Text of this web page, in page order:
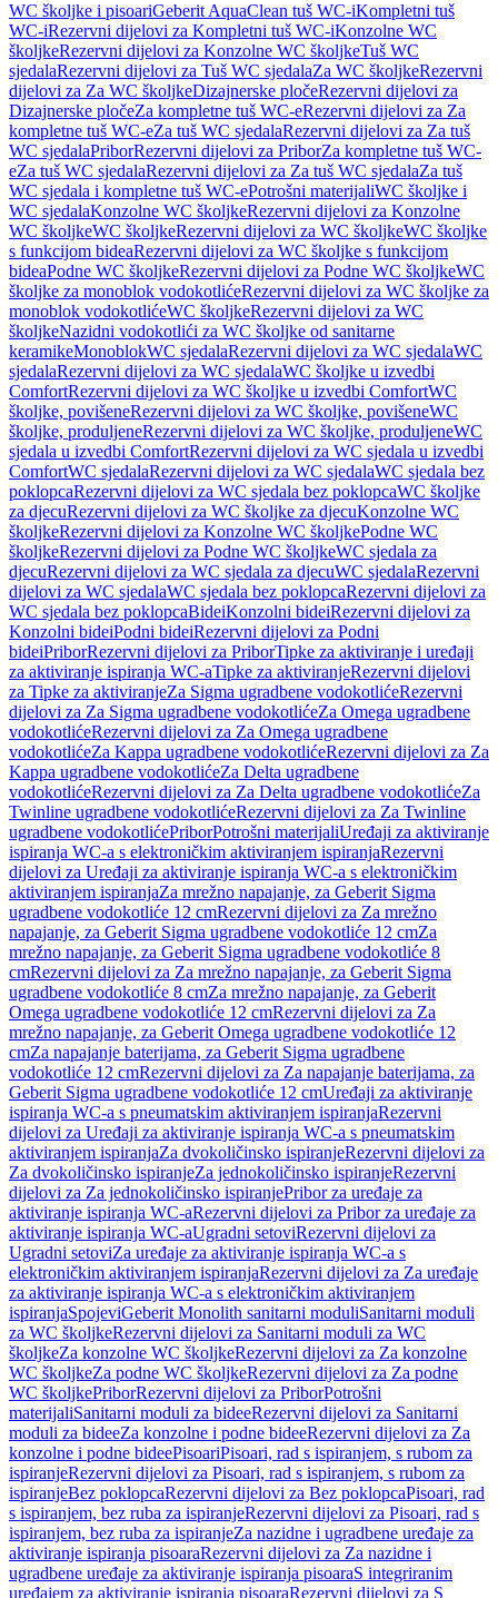
WC školjke i pisoariGeberit AquaClean tuš WC-iKompletni tuš
WC-iRezervni dijelovi za Kompletni tuš WC-iKonzolne WC
školjkeRezervni dijelovi za Konzolne WC školjkeTuš WC
sjedalaRezervni dijelovi za Tuš WC sjedalaZa WC školjkeRezervni
dijelovi za Za WC školjkeDizajnerske pločeRezervni dijelovi za
Dizajnerske pločeZa kompletne tuš WC-eRezervni dijelovi za Za
kompletne tuš WC-eZa tuš WC sjedalaRezervni dijelovi za Za tuš
WC sjedalaPriborRezervni dijelovi za PriborZa kompletne tuš WC-
eZa tuš WC sjedalaRezervni dijelovi za Za tuš WC sjedalaZa tuš
WC sjedala i kompletne tuš WC-ePotrošni materijaliWC školjke i
WC sjedalaKonzolne WC školjkeRezervni dijelovi za Konzolne
WC školjkeWC školjkeRezervni dijelovi za WC školjkeWC školjke
s funkcijom bideaRezervni dijelovi za WC školjke s funkcijom
bideaPodne WC školjkeRezervni dijelovi za Podne WC školjkeWC
školjke za monoblok vodokotlićeRezervni dijelovi za WC školjke za
monoblok vodokotlićeWC školjkeRezervni dijelovi za WC
školjkeNazidni vodokotlići za WC školjke od sanitarne
keramikeMonoblokWC sjedalaRezervni dijelovi za WC sjedalaWC
sjedalaRezervni dijelovi za WC sjedalaWC školjke u izvedbi
ComfortRezervni dijelovi za WC školjke u izvedbi ComfortWC
školjke, povišeneRezervni dijelovi za WC školjke, povišeneWC
školjke, produljeneRezervni dijelovi za WC školjke, produljeneWC
sjedala u izvedbi ComfortRezervni dijelovi za WC sjedala u izvedbi
ComfortWC sjedalaRezervni dijelovi za WC sjedalaWC sjedala bez
poklopcaRezervni dijelovi za WC sjedala bez poklopcaWC školjke
za djecuRezervni dijelovi za WC školjke za djecuKonzolne WC
školjkeRezervni dijelovi za Konzolne WC školjkePodne WC
školjkeRezervni dijelovi za Podne WC školjkeWC sjedala za
djecuRezervni dijelovi za WC sjedala za djecuWC sjedalaRezervni
dijelovi za WC sjedalaWC sjedala bez poklopcaRezervni dijelovi za
WC sjedala bez poklopcaBideiKonzolni bideiRezervni dijelovi za
Konzolni bideiPodni bideiRezervni dijelovi za Podni
bideiPriborRezervni dijelovi za PriborTipke za aktiviranje i uređaji
za aktiviranje ispiranja WC-aTipke za aktiviranjeRezervni dijelovi
za Tipke za aktiviranjeZa Sigma ugradbene vodokotlićeRezervni
dijelovi za Za Sigma ugradbene vodokotlićeZa Omega ugradbene
vodokotlićeRezervni dijelovi za Za Omega ugradbene
vodokotlićeZa Kappa ugradbene vodokotlićeRezervni dijelovi za Za
Kappa ugradbene vodokotlićeZa Delta ugradbene
vodokotlićeRezervni dijelovi za Za Delta ugradbene vodokotlićeZa
Twinline ugradbene vodokotlićeRezervni dijelovi za Za Twinline
ugradbene vodokotlićePriborPotrošni materijaliUređaji za aktiviranje
ispiranja WC-a s elektroničkim aktiviranjem ispiranjaRezervni
dijelovi za Uređaji za aktiviranje ispiranja WC-a s elektroničkim
aktiviranjem ispiranjaZa mrežno napajanje, za Geberit Sigma
ugradbene vodokotliće 12 cmRezervni dijelovi za Za mrežno
napajanje, za Geberit Sigma ugradbene vodokotliće 12 cmZa
mrežno napajanje, za Geberit Sigma ugradbene vodokotliće 8
cmRezervni dijelovi za Za mrežno napajanje, za Geberit Sigma
ugradbene vodokotliće 8 cmZa mrežno napajanje, za Geberit
Omega ugradbene vodokotliće 12 cmRezervni dijelovi za Za
mrežno napajanje, za Geberit Omega ugradbene vodokotliće 12
cmZa napajanje baterijama, za Geberit Sigma ugradbene
vodokotliće 12 cmRezervni dijelovi za Za napajanje baterijama, za
Geberit Sigma ugradbene vodokotliće 12 cmUređaji za aktiviranje
ispiranja WC-a s pneumatskim aktiviranjem ispiranjaRezervni
dijelovi za Uređaji za aktiviranje ispiranja WC-a s pneumatskim
aktiviranjem ispiranjaZa dvokoličinsko ispiranjeRezervni dijelovi za
Za dvokoličinsko ispiranjeZa jednokoličinsko ispiranjeRezervni
dijelovi za Za jednokoličinsko ispiranjePribor za uređaje za
aktiviranje ispiranja WC-aRezervni dijelovi za Pribor za uređaje za
aktiviranje ispiranja WC-aUgradni setoviRezervni dijelovi za
Ugradni setoviZa uređaje za aktiviranje ispiranja WC-a s
elektroničkim aktiviranjem ispiranjaRezervni dijelovi za Za uređaje
za aktiviranje ispiranja WC-a s elektroničkim aktiviranjem
ispiranjaSpojeviGeberit Monolith sanitarni moduliSanitarni moduli
za WC školjkeRezervni dijelovi za Sanitarni moduli za WC
školjkeZa konzolne WC školjkeRezervni dijelovi za Za konzolne
WC školjkeZa podne WC školjkeRezervni dijelovi za Za podne
WC školjkePriborRezervni dijelovi za PriborPotrošni
materijaliSanitarni moduli za bideeRezervni dijelovi za Sanitarni
moduli za bideeZa konzolne i podne bideeRezervni dijelovi za Za
konzolne i podne bideePisoariPisoari, rad s ispiranjem, s rubom za
ispiranjeRezervni dijelovi za Pisoari, rad s ispiranjem, s rubom za
ispiranjeBez poklopcaRezervni dijelovi za Bez poklopcaPisoari, rad
s ispiranjem, bez ruba za ispiranjeRezervni dijelovi za Pisoari, rad s
ispiranjem, bez ruba za ispiranjeZa nazidne i ugradbene uređaje za
aktiviranje ispiranja pisoaraRezervni dijelovi za Za nazidne i
ugradbene uređaje za aktiviranje ispiranja pisoaraS integriranim
uređajem za aktiviranje ispiranja pisoaraRezervni dijelovi za S